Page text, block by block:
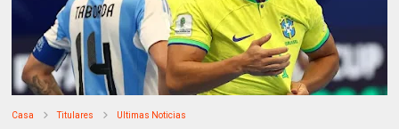
Casa Titulares Ultimas Noticias